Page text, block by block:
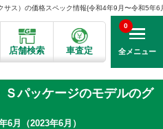
サス）の価格スペック情報{令和4年9月〜令和5年
店舗検索 車査定 全メニュー
0
Ｓパッケージのモデルのグ
6月（2023年6月）